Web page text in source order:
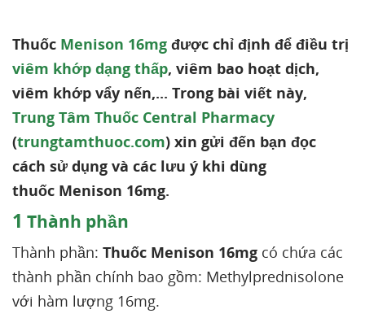
Thuốc Menison 16mg được chỉ định để điều trị
viêm khớp dạng thấp, viêm bao hoạt dịch,
viêm khớp vẩy nến,... Trong bài viết này,
Trung Tâm Thuốc Central Pharmacy
(trungtamthuoc.com) xin gửi đến bạn đọc
cách sử dụng và các lưu ý khi dùng
thuốc Menison 16mg.
1 Thành phần
Thành phần: Thuốc Menison 16mg có chứa các
thành phần chính bao gồm: Methylprednisolone
với hàm lượng 16mg.